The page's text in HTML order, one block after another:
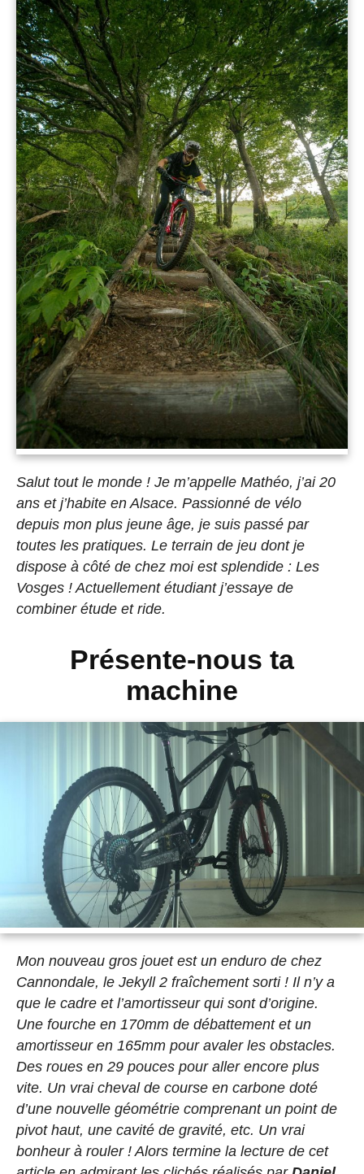
Salut tout le monde ! Je m’appelle Mathéo, j’ai 20
ans et j’habite en Alsace. Passionné de vélo
depuis mon plus jeune âge, je suis passé par
toutes les pratiques. Le terrain de jeu dont je
dispose à côté de chez moi est splendide : Les
Vosges ! Actuellement étudiant j’essaye de
combiner étude et ride.
Présente-nous ta
machine
Mon nouveau gros jouet est un enduro de chez
Cannondale, le Jekyll 2 fraîchement sorti ! Il n’y a
que le cadre et l’amortisseur qui sont d’origine.
Une fourche en 170mm de débattement et un
amortisseur en 165mm pour avaler les obstacles.
Des roues en 29 pouces pour aller encore plus
vite. Un vrai cheval de course en carbone doté
d’une nouvelle géométrie comprenant un point de
pivot haut, une cavité de gravité, etc. Un vrai
bonheur à rouler ! Alors termine la lecture de cet